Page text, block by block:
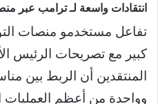
انتقادات واسعة لـ ترامب عبر
تفاعل مستخدمو منصات
كبير مع تصريحات الرئيس
المنتقدين أن الربط بين
وواحدة من أعظم العمليات